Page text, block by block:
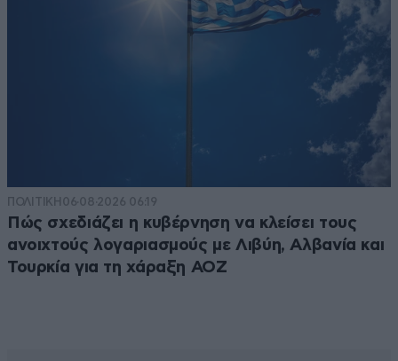
ΠΟΛΙΤΙΚΗ 06·08·2026 06:19
Πώς σχεδιάζει η κυβέρνηση να κλείσει τους
ανοιχτούς λογαριασμούς με Λιβύη, Αλβανία και
Τουρκία για τη χάραξη ΑΟΖ